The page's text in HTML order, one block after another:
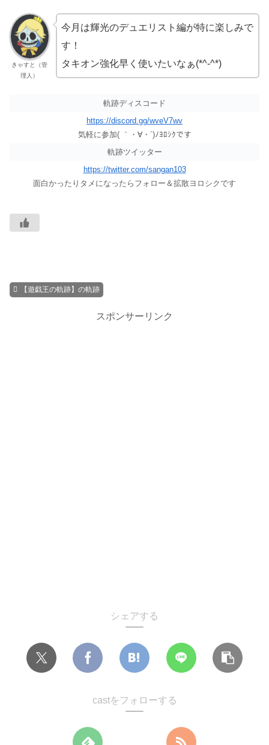
きゃすと（管
理人）
今月は輝光のデュエリスト編が特に楽しみで
す！
タキオン強化早く使いたいなぁ(*^-^*)
軌跡ディスコード
https://discord.gg/wveV7wv
気軽に参加( ｀・∀・´)ﾉﾖﾛｼｸです
軌跡ツイッター
https://twitter.com/sangan103
面白かったりタメになったらフォロー＆拡散ヨロシクです
【遊戯王の軌跡】の軌跡
スポンサーリンク
シェアする
castをフォローする